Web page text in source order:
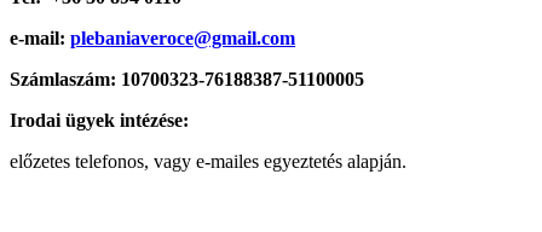
e-mail: plebaniaveroce@gmail.com
Számlaszám: 10700323-76188387-51100005
Irodai ügyek intézése:
előzetes telefonos, vagy e-mailes egyeztetés alapján.